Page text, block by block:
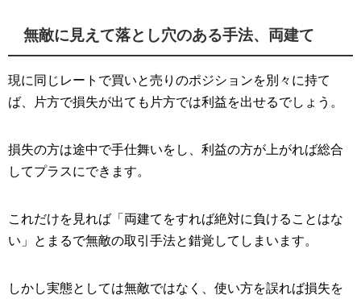
無敵に見えて落とし穴のある手法、両建て
現に同じレートで買いと売りのポジションを別々に持て
ば、片方で損失が出ても片方では利益を出せるでしょう。
損失の方は途中で手仕舞いをし、利益の方が上がれば総合
してプラスにできます。
これだけを見れば「両建てをすれば絶対に負けることはな
い」とまるで無敵の取引手法と錯覚してしまいます。
しかし実態としては無敵ではなく、使い方を誤れば損失を